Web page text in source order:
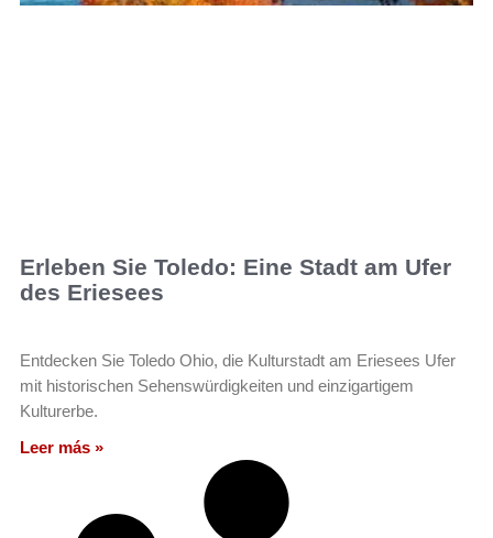
Erleben Sie Toledo: Eine Stadt am Ufer
des Eriesees
Entdecken Sie Toledo Ohio, die Kulturstadt am Eriesees Ufer
mit historischen Sehenswürdigkeiten und einzigartigem
Kulturerbe.
Leer más »